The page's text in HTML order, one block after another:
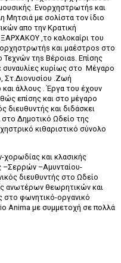
Ενορχηστρωτήs και
με σολίστα τον ίδιο
απο την Κρατική
,το καλοκαίρι του
και μαέστροs στο
τηs Βέροιαs. Επίσης
συναυλίες κυρίως στο Μέγαρο
Στ.Διονυσίου .Ζωή
άλλους . Έργα του έχουν
επίσης και στο μέγαρο
διευθυντής και διδάσκει
Δημοτικό Ωδείο της
κιθαριστικό σύνολο
και κλασικής
–Σερρών –Αμυνταίου-
διευθυντής στο Ωδείο
ανωτέρων θεωρητικών και
στο φωνητικό-οργανικό
Anima με συμμετοχή σε πολλά